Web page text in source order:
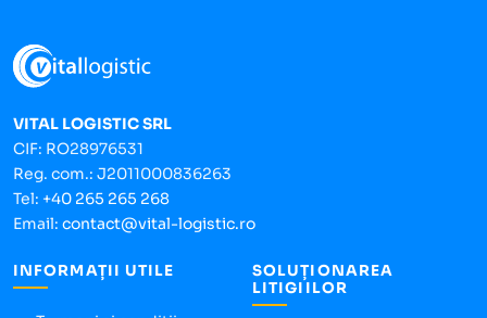
VITAL LOGISTIC SRL
CIF: RO28976531
Reg. com.: J2011000836263
Tel: +40 265 265 268
Email: contact@vital-logistic.ro
INFORMAȚII UTILE
SOLUȚIONAREA
LITIGIILOR